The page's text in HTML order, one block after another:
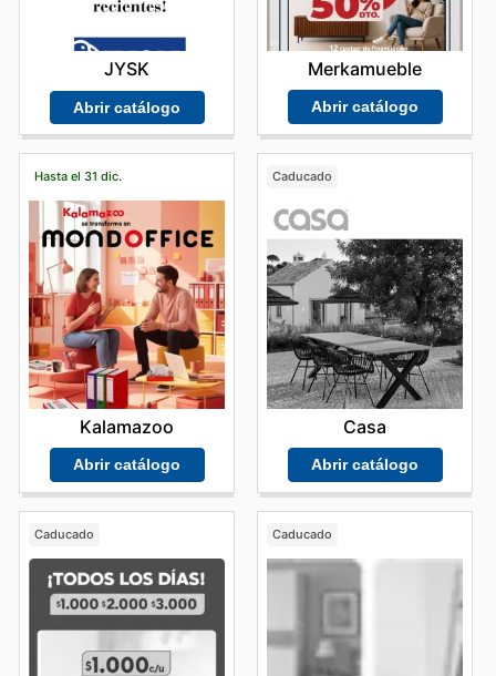
JYSK
Abrir catálogo
Merkamueble
Abrir catálogo
Hasta el 31 dic.
Kalamazoo
Abrir catálogo
Caducado
Casa
Abrir catálogo
Caducado Caducado